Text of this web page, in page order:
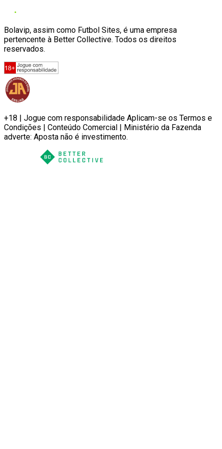
Bolavip, assim como Futbol Sites, é uma empresa
pertencente à Better Collective. Todos os direitos
reservados.
+18 | Jogue com responsabilidade Aplicam-se os Termos e
Condições | Conteúdo Comercial | Ministério da Fazenda
adverte: Aposta não é investimento.